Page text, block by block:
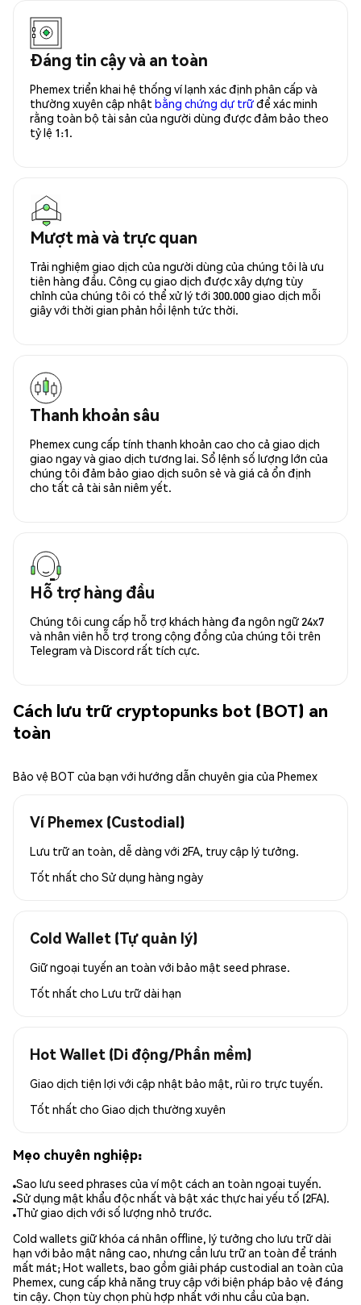
Đáng tin cậy và an toàn
Phemex triển khai hệ thống ví lạnh xác định phân cấp và
thường xuyên cập nhật bằng chứng dự trữđể xác minh
rằng toàn bộ tài sản của người dùng được đảm bảo theo
tỷ lệ 1:1.
Mượt mà và trực quan
Trải nghiệm giao dịch của người dùng của chúng tôi là ưu
tiên hàng đầu. Công cụ giao dịch được xây dựng tùy
chỉnh của chúng tôi có thể xử lý tới 300.000 giao dịch mỗi
giây với thời gian phản hồi lệnh tức thời.
Thanh khoản sâu
Phemex cung cấp tính thanh khoản cao cho cả giao dịch
giao ngay và giao dịch tương lai. Sổ lệnh số lượng lớn của
chúng tôi đảm bảo giao dịch suôn sẻ và giá cả ổn định
cho tất cả tài sản niêm yết.
Hỗ trợ hàng đầu
Chúng tôi cung cấp hỗ trợ khách hàng đa ngôn ngữ 24x7
và nhân viên hỗ trợ trong cộng đồng của chúng tôi trên
Telegram và Discord rất tích cực.
Cách lưu trữ cryptopunks bot (BOT) an
toàn
Bảo vệ BOT của bạn với hướng dẫn chuyên gia của Phemex
Ví Phemex (Custodial)
Lưu trữ an toàn, dễ dàng với 2FA, truy cập lý tưởng.
Tốt nhất cho Sử dụng hàng ngày
Cold Wallet (Tự quản lý)
Giữ ngoại tuyến an toàn với bảo mật seed phrase.
Tốt nhất cho Lưu trữ dài hạn
Hot Wallet (Di động/Phần mềm)
Giao dịch tiện lợi với cập nhật bảo mật, rủi ro trực tuyến.
Tốt nhất cho Giao dịch thường xuyên
Mẹo chuyên nghiệp:
Sao lưu seed phrases của ví một cách an toàn ngoại tuyến.
Sử dụng mật khẩu độc nhất và bật xác thực hai yếu tố (2FA).
Thử giao dịch với số lượng nhỏ trước.
Cold wallets giữ khóa cá nhân offline, lý tưởng cho lưu trữ dài
hạn với bảo mật nâng cao, nhưng cần lưu trữ an toàn để tránh
mất mát; Hot wallets, bao gồm giải pháp custodial an toàn của
Phemex, cung cấp khả năng truy cập với biện pháp bảo vệ đáng
tin cậy. Chọn tùy chọn phù hợp nhất với nhu cầu của bạn.